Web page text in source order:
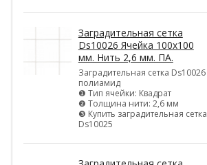
Заградительная сетка
Ds10026 Ячейка 100х100
мм. Нить 2,6 мм. ПА.
Заградительная сетка Ds10026
полиамид
❶ Тип ячейки: Квадрат
❷ Толщина нити: 2,6 мм
❸ Купить заградительная сетка
Ds10025